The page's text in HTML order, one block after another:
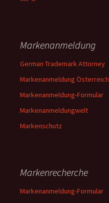
Markenanmeldung
German Trademark Attorney
Markenanmeldung Österreich
Markenanmeldung-Formular
Markenanmeldungwelt
Markenschutz
Markenrecherche
Markenanmeldung-Formular